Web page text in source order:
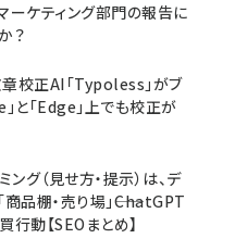
ーケティング部門の報告に
？
校正AI「Typoless」がブ
と「Edge」上でも校正が
グ（見せ方・提示）は、デ
品棚・売り場」――ChatGPT
行動【SEOまとめ】